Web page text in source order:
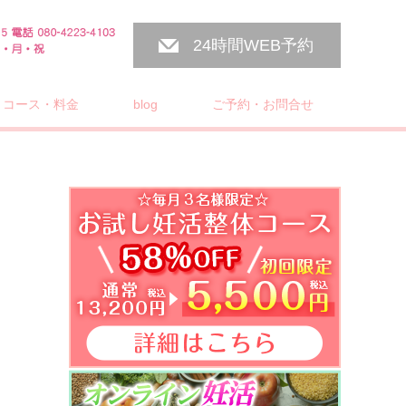
24時間WEB予約
コース・料金 blog ご予約・お問合せ